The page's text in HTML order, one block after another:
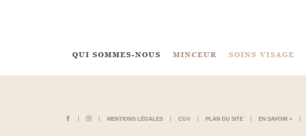
QUI SOMMES-NOUS MINCEUR SOINS VISAGE
MENTIONS LÉGALES CGV PLAN DU SITE EN SAVOIR +